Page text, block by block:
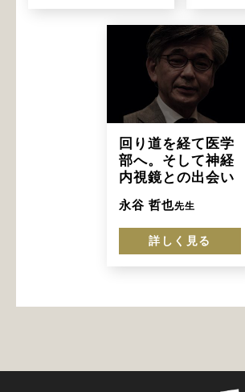
回り道を経て医学
部へ。そして神経
内視鏡との出会い
永谷 哲也先生
詳しく見る